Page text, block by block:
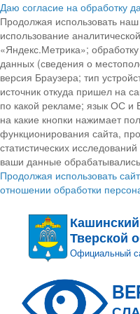
Даю согласие на обработку
Продолжая использовать
использование
«Яндекс.Метрика»;
данных (сведения о
версия Браузера; тип
источник откуда пришел на
по какой рекламе; язык ОС и
на какие кнопки нажимает
функционирования сайта,
статистических
ваши данные
Продолжая использовать
отношении обработки